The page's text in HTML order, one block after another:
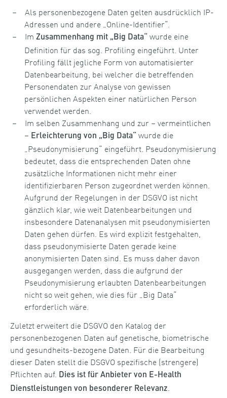
Als personenbezogene Daten gelten ausdrücklich IP-
Adressen und andere „Online-Identifier“.
Im Zusammenhang mit „Big Data“
wurde eine
Definition für das sog. Profiling eingeführt. Unter
Profiling fällt jegliche Form von automatisierter
Datenbearbeitung, bei welcher die betreffenden
Personendaten zur Analyse von gewissen
persönlichen Aspekten einer natürlichen Person
verwendet werden.
Im selben Zusammenhang und zur – vermeintlichen
– Erleichterung von „Big Data“
wurde die
„Pseudonymisierung“ eingeführt. Pseudonymisierung
bedeutet, dass die entsprechenden Daten ohne
zusätzliche Informationen nicht mehr einer
identifizierbaren Person zugeordnet werden können.
Aufgrund der Regelungen in der DSGVO ist nicht
gänzlich klar, wie weit Datenbearbeitungen und
insbesondere Datenanalysen mit pseudonymisierten
Daten gehen dürfen. Es wird explizit festgehalten,
dass pseudonymisierte Daten gerade keine
anonymisierten Daten sind. Es muss daher davon
ausgegangen werden, dass die aufgrund der
Pseudonymisierung erlaubten Datenbearbeitungen
nicht so weit gehen, wie dies für „Big Data“
erforderlich wäre.
Zuletzt erweitert die DSGVO den Katalog der
personenbezogenen Daten auf genetische, biometrische
und gesundheits-bezogene Daten. Für die Bearbeitung
dieser Daten stellt die DSGVO spezifische (strengere)
Pflichten auf. Dies ist für Anbieter von E-Health
Dienstleistungen von besonderer Relevanz.